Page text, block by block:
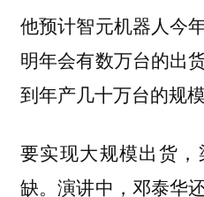
他预计智元机器人今
明年会有数万台的出
到年产几十万台的规模
要实现大规模出货
缺。演讲中，邓泰华